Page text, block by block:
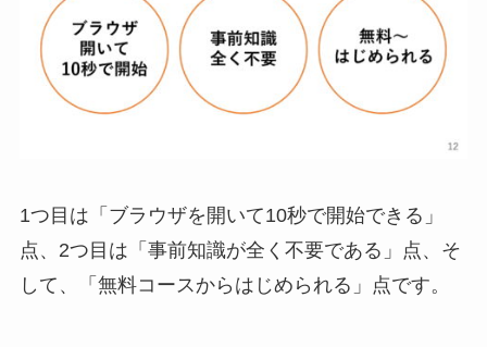
1つ目は「ブラウザを開いて10秒で開始できる」
点、2つ目は「事前知識が全く不要である」点、そ
して、「無料コースからはじめられる」点です。